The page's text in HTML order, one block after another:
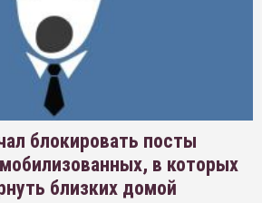
блокировать посты
в которых
близких домой